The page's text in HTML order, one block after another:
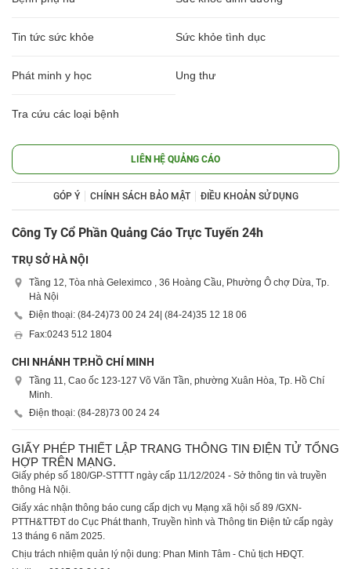
Tin tức sức khỏe Sức khỏe tình dục
Phát minh y học Ung thư
Tra cứu các loại bệnh
LIÊN HỆ QUẢNG CÁO
GÓP Ý CHÍNH SÁCH BẢO MẬT ĐIỀU KHOẢN SỬ DỤNG
Công Ty Cổ Phần Quảng Cáo Trực Tuyến 24h
TRỤ SỞ HÀ NỘI
Tầng 12, Tòa nhà Geleximco , 36 Hoàng Cầu, Phường Ô chợ Dừa, Tp.
Hà Nội
Điện thoại: (84-24)73 00 24 24 | (84-24)35 12 18 06
Fax:0243 512 1804
CHI NHÁNH TP.HỒ CHÍ MINH
Tầng 11, Cao ốc 123-127 Võ Văn Tần, phường Xuân Hòa, Tp. Hồ Chí
Minh.
Điện thoại: (84-28)73 00 24 24
GIẤY PHÉP THIẾT LẬP TRANG THÔNG TIN ĐIỆN TỬ TỔNG
HỢP TRÊN MẠNG.
Giấy phép số 180/GP-STTTT ngày cấp 11/12/2024 - Sở thông tin và truyền
thông Hà Nội.
Giấy xác nhận thông báo cung cấp dịch vụ Mạng xã hội số 89 /GXN-
PTTH&TTĐT do Cục Phát thanh, Truyền hình và Thông tin Điện tử cấp ngày
13 tháng 6 năm 2025.
Chịu trách nhiệm quản lý nội dung: Phan Minh Tâm - Chủ tịch HĐQT.